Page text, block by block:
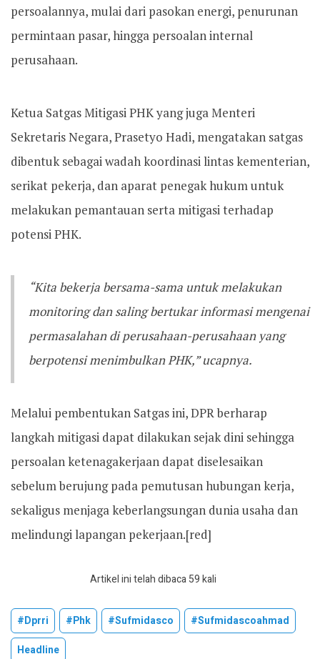
persoalannya, mulai dari pasokan energi, penurunan
permintaan pasar, hingga persoalan internal
perusahaan.
Ketua Satgas Mitigasi PHK yang juga Menteri
Sekretaris Negara, Prasetyo Hadi, mengatakan satgas
dibentuk sebagai wadah koordinasi lintas kementerian,
serikat pekerja, dan aparat penegak hukum untuk
melakukan pemantauan serta mitigasi terhadap
potensi PHK.
“Kita bekerja bersama-sama untuk melakukan
monitoring dan saling bertukar informasi mengenai
permasalahan di perusahaan-perusahaan yang
berpotensi menimbulkan PHK,” ucapnya.
Melalui pembentukan Satgas ini, DPR berharap
langkah mitigasi dapat dilakukan sejak dini sehingga
persoalan ketenagakerjaan dapat diselesaikan
sebelum berujung pada pemutusan hubungan kerja,
sekaligus menjaga keberlangsungan dunia usaha dan
melindungi lapangan pekerjaan.[red]
Artikel ini telah dibaca 59 kali
#dprri #phk #sufmidasco
#sufmidascoahmad
Headline